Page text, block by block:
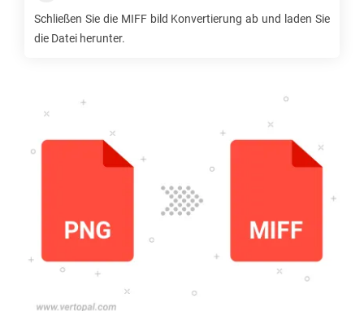
Schließen Sie die MIFFbild Konvertierung ab und laden Sie
die Datei herunter.